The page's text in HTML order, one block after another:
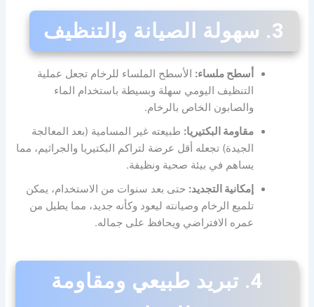
3. سهولة الصيانة والتنظيف
أسطح ملساء: الأسطح الملساء للرخام تجعل عملية
التنظيف اليومي سهلة وبسيطة باستخدام الماء
والصابون الخاص بالرخام.
مقاومة البكتيريا: طبيعته غير المسامية (بعد المعالجة
الجيدة) تجعله أقل عرضة لتراكم البكتيريا والجراثيم، مما
يساهم في بيئة صحية ونظيفة.
إمكانية التجديد: حتى بعد سنوات من الاستخدام، يمكن
تلميع الرخام وصيانته ليعود وكأنه جديد، مما يطيل من
عمره الافتراضي ويحافظ على جماله.
4. تبريد طبيعي ومقاومة